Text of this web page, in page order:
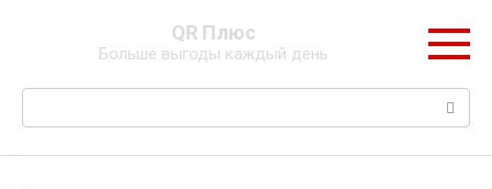
QR Плюс
Больше выгоды каждый день
Поиск: